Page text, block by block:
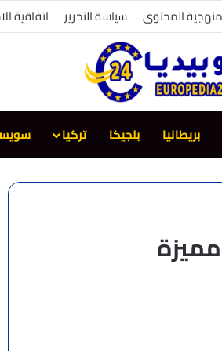
سياسة التحرير اتفاقية
بريطانيا بلجيكا تركيا